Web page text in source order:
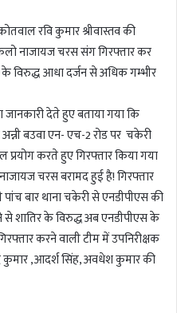
रवि कुमार श्रीवास्तव की
नाजायज चरस संग गिरफ्तार कर
विरुद्ध आधा दर्जन से अधिक गम्भीर
जानकारी देते हुए बताया गया कि
बउवा एन- एच-2 रोड पर चकेरी
करते हुए गिरफ्तार किया गया
चरस बरामद हुई है! गिरफ्तार
बार थाना चकेरी से एनडीपीएस की
से शातिर के विरुद्ध अब एनडीपीएस के
करने वाली टीम में उपनिरीक्षक
कुमार ,आदर्श सिंह, अवधेश कुमार की